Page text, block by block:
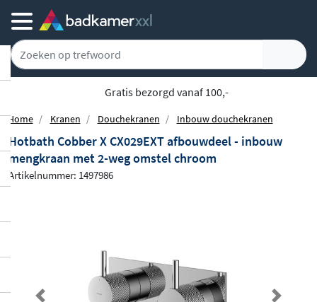
Gratis bezorgd vanaf 100,-
Home Kranen Douchekranen Inbouw douchekranen
Hotbath Cobber X CX029EXT afbouwdeel - inbouw
mengkraan met 2-weg omstel chroom
Artikelnummer: 1497986